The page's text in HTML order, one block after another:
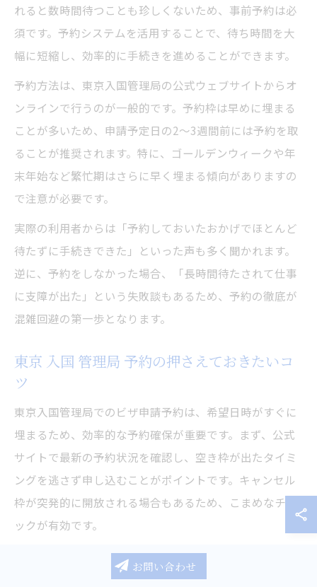
れると数時間待つことも珍しくないため、事前予約は必
須です。予約システムを活用することで、待ち時間を大
幅に短縮し、効率的に手続きを進めることができます。
予約方法は、東京入国管理局の公式ウェブサイトからオ
ンラインで行うのが一般的です。予約枠は早めに埋まる
ことが多いため、申請予定日の2〜3週間前には予約を取
ることが推奨されます。特に、ゴールデンウィークや年
末年始など繁忙期はさらに早く埋まる傾向がありますの
で注意が必要です。
実際の利用者からは「予約しておいたおかげでほとんど
待たずに手続きできた」といった声も多く聞かれます。
逆に、予約をしなかった場合、「長時間待たされて仕事
に支障が出た」という失敗談もあるため、予約の徹底が
混雑回避の第一歩となります。
東京 入国 管理局 予約の押さえておきたいコ
ツ
東京入国管理局でのビザ申請予約は、希望日時がすぐに
埋まるため、効率的な予約確保が重要です。まず、公式
サイトで最新の予約状況を確認し、空き枠が出たタイミ
ングを逃さず申し込むことがポイントです。キャンセル
枠が突発的に開放される場合もあるため、こまめなチェ
ックが有効です。
予約時に必要となる情報（申請者氏名、在留カード番
号、申請内容など）を事前に準備しておくことで、スム
お問い合わせ